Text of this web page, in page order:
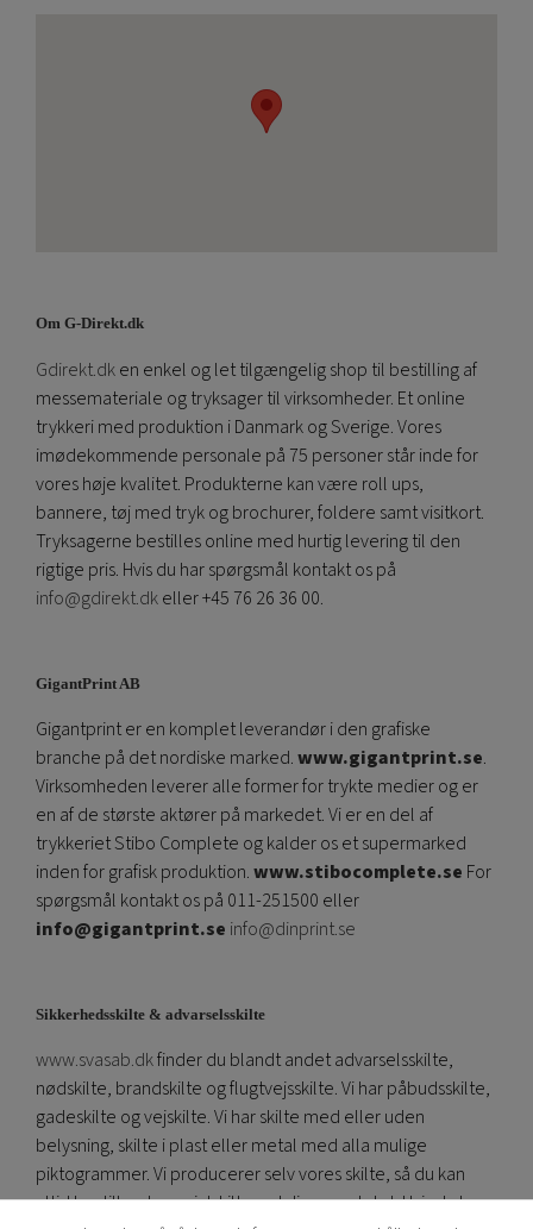
Om G-Direkt.dk
Gdirekt.dken enkel og let tilgængelig shop til bestilling af
messemateriale og tryksager til virksomheder. Et online
trykkeri med produktion i Danmark og Sverige. Vores
imødekommende personale på 75 personer står inde for
vores høje kvalitet. Produkterne kan være roll ups,
bannere, tøj med tryk og brochurer, foldere samt visitkort.
Tryksagerne bestilles online med hurtig levering til den
rigtige pris. Hvis du har spørgsmål kontakt os på
info@gdirekt.dkeller +45 76 26 36 00.
GigantPrint AB
Gigantprint er en komplet leverandør i den grafiske
branche på det nordiske marked.www.gigantprint.se.
Virksomheden leverer alle former for trykte medier og er
en af ​​de største aktører på markedet. Vi er en del af
trykkeriet Stibo Complete og kalder os et supermarked
inden for grafisk produktion.www.stibocomplete.se For
spørgsmål kontakt os på 011-251500 eller
info@gigantprint.se info@dinprint.se
Sikkerhedsskilte & advarselsskilte
www.svasab.dkfinder du blandt andet advarselsskilte,
nødskilte, brandskilte og flugtvejsskilte. Vi har påbudsskilte,
gadeskilte og vejskilte. Vi har skilte med eller uden
belysning, skilte i plast eller metal med alla mulige
piktogrammer. Vi producerer selv vores skilte, så du kan
altid bestille et specialskilt med din egen tekst. Hvis du har